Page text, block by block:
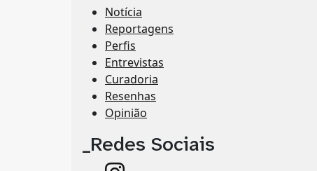
Notícia
Reportagens
Perfis
Entrevistas
Curadoria
Resenhas
Opinião
_Redes Sociais